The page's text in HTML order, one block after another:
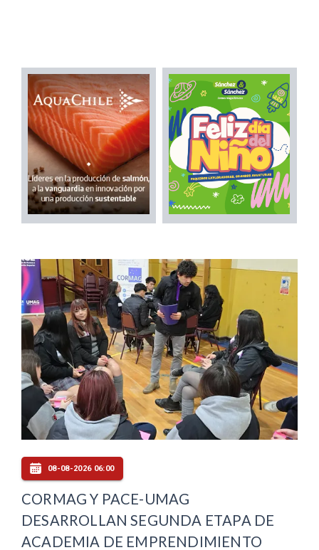
08-08-2026 06:00
CORMAG Y PACE-UMAG
DESARROLLAN SEGUNDA ETAPA DE
ACADEMIA DE EMPRENDIMIENTO